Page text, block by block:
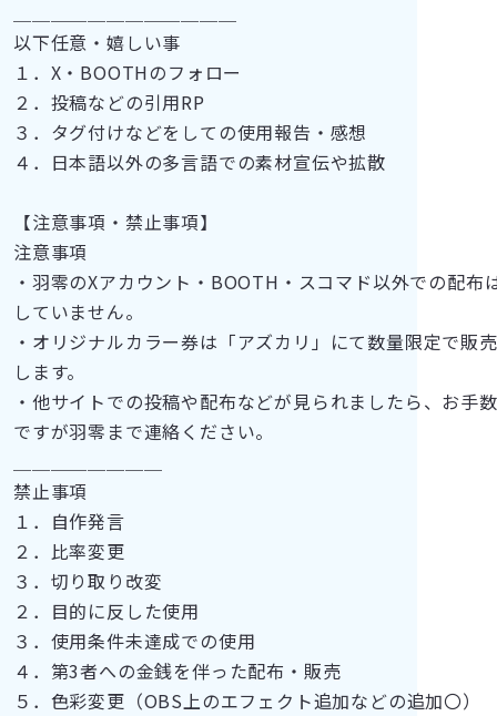
以下任意・嬉しい事
１．X・BOOTHのフォロー
２．投稿などの引用RP
３．タグ付けなどをしての使用報告・感想
４．日本語以外の多言語での素材宣伝や拡散
【注意事項・禁止事項】
注意事項
・羽零のXアカウント・BOOTH・スコマド以外での配布
していません。
・オリジナルカラー券は「アズカリ」にて数量限定で販売
します。
・他サイトでの投稿や配布などが見られましたら、お手数
ですが羽零まで連絡ください。
禁止事項
１．自作発言
２．比率変更
３．切り取り改変
２．目的に反した使用
３．使用条件未達成での使用
４．第3者への金銭を伴った配布・販売
５．色彩変更（OBS上のエフェクト追加などの追加〇）